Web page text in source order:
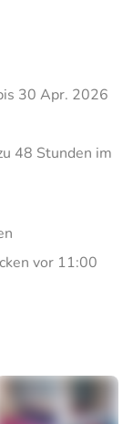
30 Apr. 2026
48 Stunden im
vor 11:00